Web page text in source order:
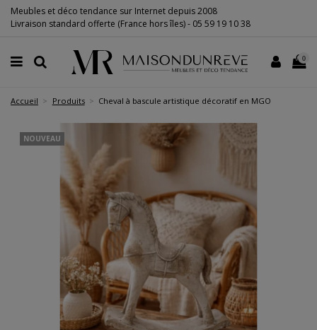
Meubles et déco tendance sur Internet depuis 2008
Livraison standard offerte (France hors îles) - 05 59 19 10 38
0
Accueil Produits Cheval à bascule artistique décoratif en MGO
NOUVEAU